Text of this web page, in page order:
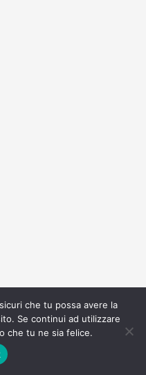
che tu possa avere la
Se continui ad utilizzare
che tu ne sia felice.